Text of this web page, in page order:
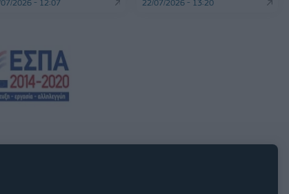
2026 - 12:07 22/07/2026 - 13:20